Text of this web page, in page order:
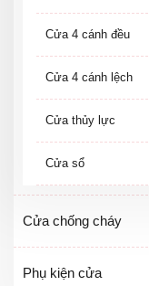
Cửa 4 cánh đều
Cửa 4 cánh lệch
Cửa thủy lực
Cửa sổ
Cửa chống cháy
Phụ kiện cửa